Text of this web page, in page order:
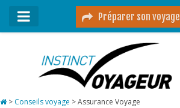
Préparer son voyage
Mon podcast
> Conseils voyage >Assurance Voyage